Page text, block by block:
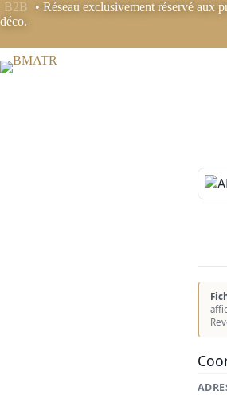
Passer
au
B2B
• Réseau exclusivement réservé
déco.